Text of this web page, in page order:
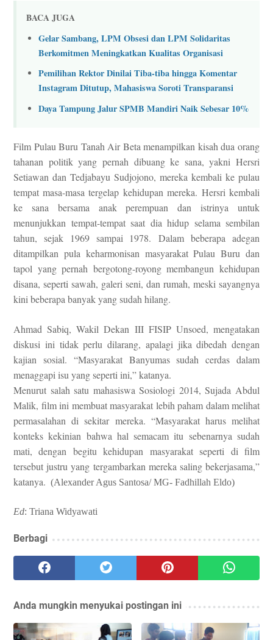
BACA JUGA
Gelar Sambang, LPM Obsesi dan LPM Solidaritas
Berkomitmen Meningkatkan Kualitas Organisasi
Pemilihan Rektor Dinilai Tiba-tiba hingga Komentar
Instagram Ditutup, Mahasiswa Soroti Transparansi
Daya Tampung Jalur SPMB Mandiri Naik Sebesar 10%
Film Pulau Buru Tanah Air Beta menampilkan kisah dua orang
tahanan politik yang pernah dibuang ke sana, yakni Hersri
Setiawan dan Tedjabayu Sudjojono, mereka kembali ke pulau
tempat masa-masa tergelap kehidupan mereka. Hersri kembali
ke sana bersama anak perempuan dan istrinya untuk
menunjukkan tempat-tempat saat dia hidup selama sembilan
tahun, sejak 1969 sampai 1978.Dalam beberapa adegan
ditampilkan pula keharmonisan masyarakat Pulau Buru dan
tapol yang pernah bergotong-royong membangun kehidupan
disana, seperti sawah, galeri seni, dan rumah, meski sayangnya
kini beberapa banyak yang sudah hilang.
Ahmad Sabiq, Wakil Dekan III FISIP Unsoed, mengatakan
diskusi ini tidak perlu dilarang, apalagi jika dibedah dengan
kajian sosial. “Masyarakat Banyumas sudah cerdas dalam
menaggapi isu yang seperti ini,” katanya.
Menurut salah satu mahasiswa Sosiologi 2014, Sujada Abdul
Malik, film ini membuat masyarakat lebih paham dalam melihat
permasalahan di sekitar mereka. “Masyarakat harus melihat
konteks kekinian bahwa hal semacam itu sebenarnya sudah
mati, dengan begitu kehidupan masyarakat seperti di film
tersebut justru yang tergambarkan mereka saling bekerjasama,”
katanya. (Alexander Agus Santosa/ MG- Fadhillah Eldo)
Ed: Triana Widyawati
Berbagi
Anda mungkin menyukai postingan ini